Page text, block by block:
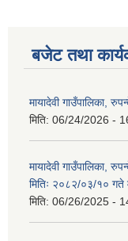
बजेट तथा
मायादेवी गाउँपालिका,
मिति: 06/24/2026 -
मायादेवी गाउँपालिका,
मितिः २०८२/०३/१० गते
मिति: 06/26/2025 -